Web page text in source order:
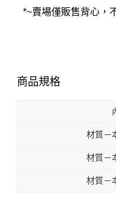
*~賣場僅販售背心，
商品規格
材質－
材質－
材質－